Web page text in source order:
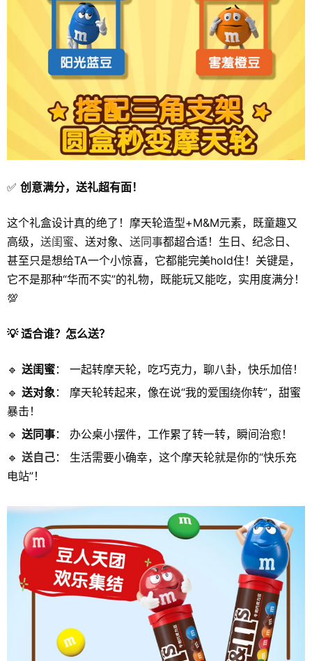
✅ 创意满分，送礼超有面！
这个礼盒设计真的绝了！摩天轮造型+M&M元素，既童趣又
高级， 送闺蜜、送对象、 送同事都超合适！生日、纪念日、
甚至只是想给TA一个小惊喜，它都能完美hold住！关键是，
它不是那种“华而不实”的礼物，既能玩又能吃，实用度满分！
💯
💡 适合谁？怎么送？
🔹 送闺蜜： 一起转摩天轮，吃巧克力，聊八卦，快乐加倍！
🔹 送对象 ： 摩天轮转起来，像在说“我的爱围绕你转”，甜蜜
暴击！
🔹 送同事： 办公桌小摆件，工作累了转一转，瞬间治愈！
🔹 送自己： 生活需要小确幸，这个摩天轮就是你的“快乐充
电站”！